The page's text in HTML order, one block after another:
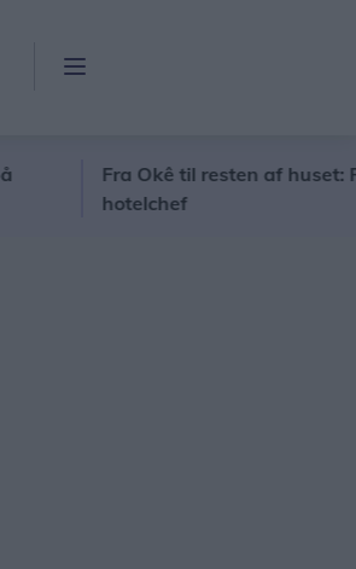
Fra Okê til resten af huset: Ruths
hotelchef